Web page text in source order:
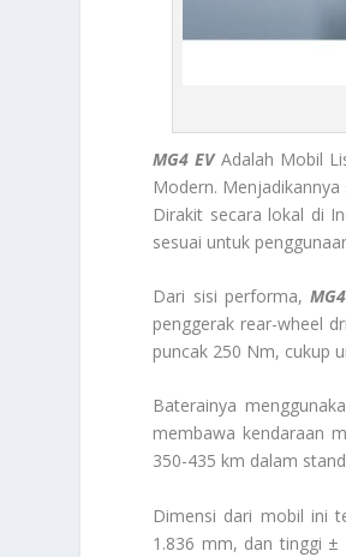
MG4 EVAdalah Mobil
Modern.
Dirakit secara lokal di
sesuai untuk
Dari sisi performa,
penggerak rear-wheel
puncak 250 Nm, cukup
Baterainya
membawa kendaraan
350-435 km dalam
Dimensi dari mobil ini
1.836 mm, dan tinggi ±